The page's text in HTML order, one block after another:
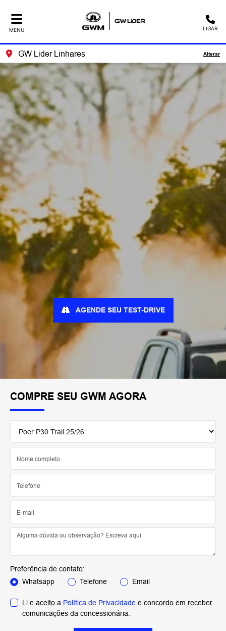
MENU LIGAR
GW Lider Linhares Alterar
COMPRE SEU GWM AGORA
Preferência de contato:
Whatsapp
Telefone Email
Li e aceito a Política de Privacidade e concordo em receber
comunicações da concessionária.
AGENDE SEU TEST-DRIVE